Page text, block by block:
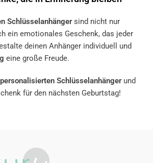
Schlüsselanhängersind nicht nur
ein emotionales Geschenk, das jeder
deinen Anhänger individuell und
eine große Freude.
personalisierten Schlüsselanhängerund
für den nächsten Geburtstag!